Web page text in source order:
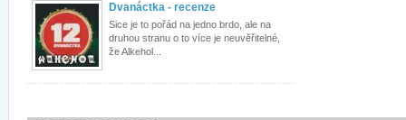
Dvanáctka - recenze
Sice je to pořád na jedno brdo, ale na
druhou stranu o to více je neuvěřitelné,
že Alkehol...